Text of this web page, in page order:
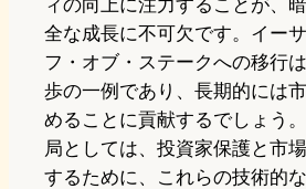
全な成長に不可欠です。イー
フ・オブ・ステークへの移行
歩の一例であり、長期的には
めることに貢献するでしょう
局としては、投資家保護と市
するために、これらの技術的